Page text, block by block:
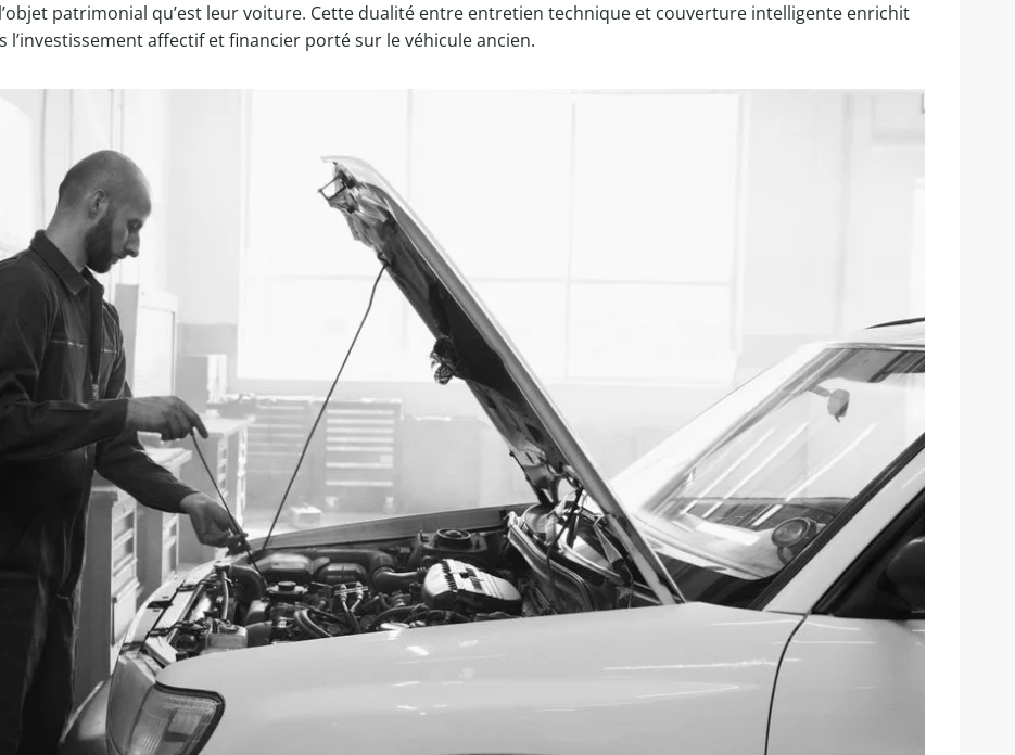
patrimonial qu’est leur voiture. Cette dualité entre entretien technique et couverture intelligente enrichit
affectif et financier porté sur le véhicule ancien.